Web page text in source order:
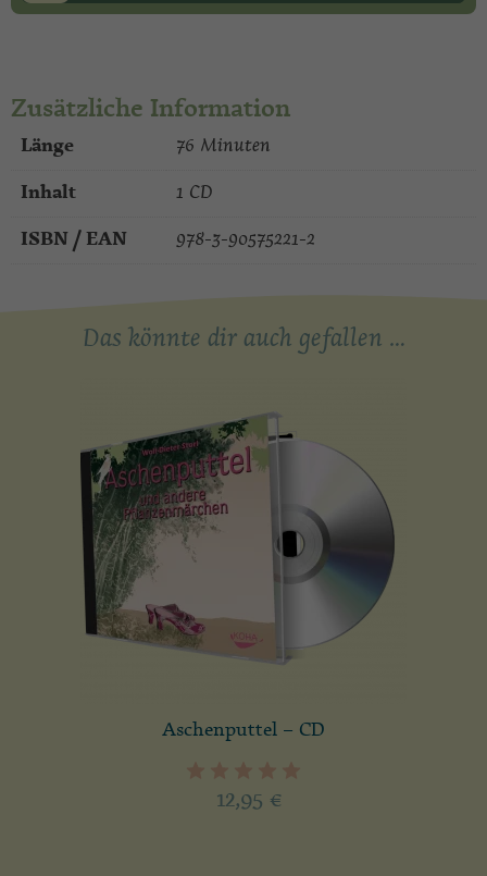
Zusätzliche Information
Länge 76 Minuten
Inhalt 1 CD
ISBN / EAN 978-3-90575221-2
Das könnte dir auch gefallen …
Aschenputtel – CD
12,95 €